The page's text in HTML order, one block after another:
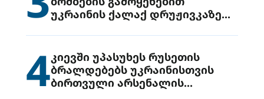
უკრაინის ქალაქ დრუჟივკაზე
4კიევში უპასუხეს რუსეთის
ბრალდებებს უკრაინისთვის
ბირთვული არსენალის